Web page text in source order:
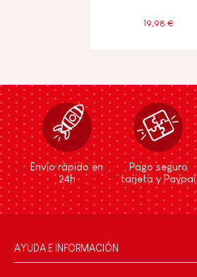
19,98 €
Envío rápido en
24h
Pago seguro
tarjeta y Paypal
AYUDA E INFORMACIÓN